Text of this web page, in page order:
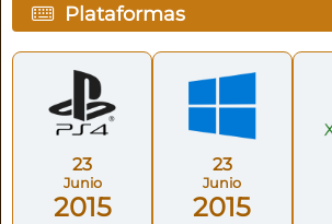
Plataformas
23
Junio
2015
23
Junio
2015